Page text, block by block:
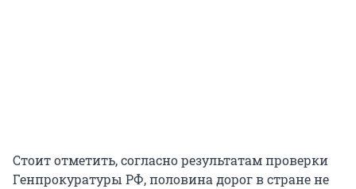
Стоит отметить, согласно результатам проверки
Генпрокуратуры РФ, половина дорог в стране не